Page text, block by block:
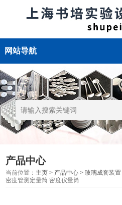
网站导航
产品中心
当前位置： 主页 > 产品中心 >玻璃成套装置
密度管测定量筒 密度仪量筒